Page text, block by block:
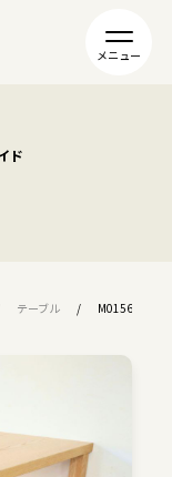
ド
テーブル M0156:太い